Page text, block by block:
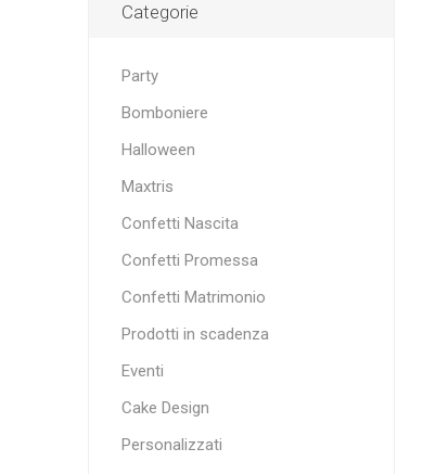
Categorie
Party
Bomboniere
Halloween
Maxtris
Confetti Nascita
Confetti Promessa
Confetti Matrimonio
Prodotti in scadenza
Eventi
Cake Design
Personalizzati